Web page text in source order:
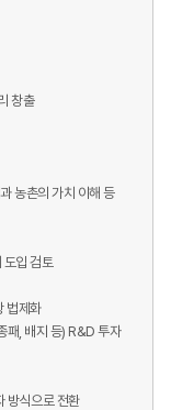
창출
농촌의 가치 이해 등
도입 검토
법제화
패, 배지 등) R&D 투자
방식으로 전환